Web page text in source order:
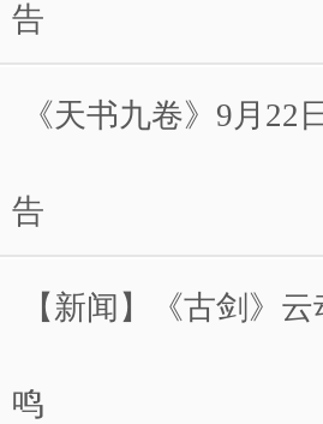
告
《天书九卷》9月22
告
【新闻】《古剑》
鸣